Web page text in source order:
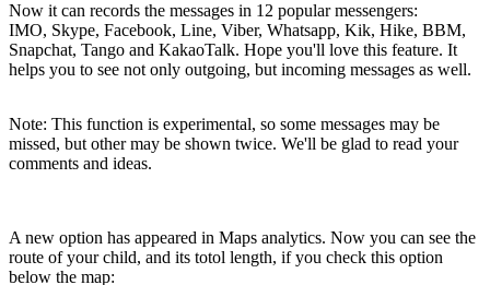
Now it can records the messages in 12 popular messengers:
IMO, Skype, Facebook, Line, Viber, Whatsapp, Kik, Hike, BBM,
Snapchat, Tango and KakaoTalk. Hope you'll love this feature. It
helps you to see not only outgoing, but incoming messages as well.
Note: This function is experimental, so some messages may be
missed, but other may be shown twice. We'll be glad to read your
comments and ideas.
A new option has appeared in Maps analytics. Now you can see the
route of your child, and its totol length, if you check this option
below the map: